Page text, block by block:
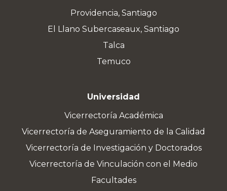
Providencia, Santiago
El Llano Subercaseaux, Santiago
Talca
Temuco
Universidad
Vicerrectoría Académica
Vicerrectoría de Aseguramiento de la Calidad
Vicerrectoría de Investigación y Doctorados
Vicerrectoría de Vinculación con el Medio
Facultades